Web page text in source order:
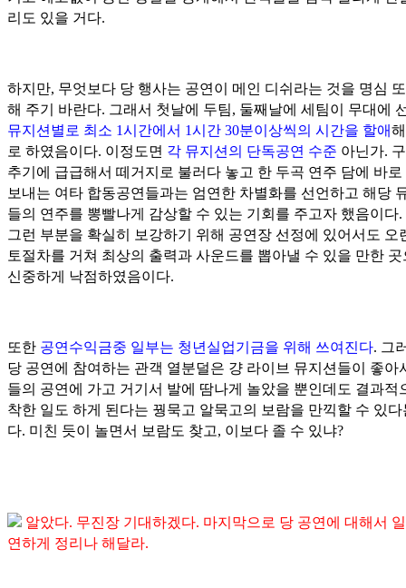
리도 있을 거다.
하지만, 무엇보다 당 행사는 공연이 메인 디쉬라는 것을 명심
해 주기 바란다. 그래서 첫날에 두팀, 둘째날에 세팀이 무대에
뮤지션별로 최소 1시간에서 1시간 30분이상씩의 시간을 할애
로 하였음이다. 이정도면 각 뮤지션의 단독공연 수준 아닌가.
추기에 급급해서 떼거지로 불러다 놓고 한 두곡 연주 담에 바로
보내는 여타 합동공연들과는 엄연한 차별화를 선언하고 해당
들의 연주를 뽕빨나게 감상할 수 있는 기회를 주고자 했음이다.
그런 부분을 확실히 보강하기 위해 공연장 선정에 있어서도 오
토절차를 거쳐 최상의 출력과 사운드를 뽑아낼 수 있을 만한 곳
신중하게 낙점하였음이다.
또한 공연수익금중 일부는 청년실업기금을 위해 쓰여진다. 그
당 공연에 참여하는 관객 열분덜은 걍 라이브 뮤지션들이 좋아
들의 공연에 가고 거기서 발에 땀나게 놀았을 뿐인데도 결과적
착한 일도 하게 된다는 꿩묵고 알묵고의 보람을 만끽할 수 있다
다. 미친 듯이 놀면서 보람도 찾고, 이보다 졸 수 있냐?
알았다. 무진장 기대하겠다. 마지막으로 당 공연에 대해서
연하게 정리나 해달라.